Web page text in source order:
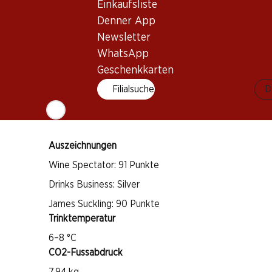
Einkaufsliste
Denner App
Newsletter
WhatsApp
Geschenkkarten
Filialsuche
Pinot Meunier
1 Jahr ab Kauf
Auszeichnungen
Wine Spectator: 91 Punkte
Drinks Business: Silver
James Suckling: 90 Punkte
Trinktemperatur
6–8 °C
CO2-Fussabdruck